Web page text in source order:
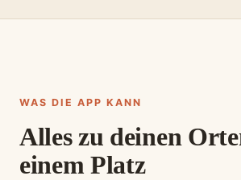
WAS DIE APP KANN
Alles zu deinen
einem Platz